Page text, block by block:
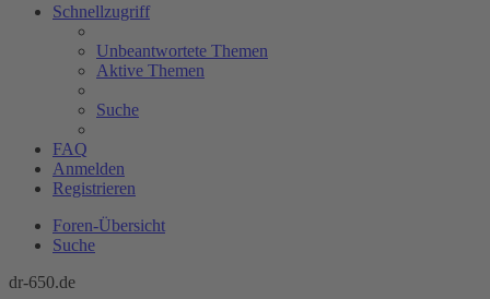
Schnellzugriff
Unbeantwortete Themen
Aktive Themen
Suche
FAQ
Anmelden
Registrieren
Foren-Übersicht
Suche
dr-650.de